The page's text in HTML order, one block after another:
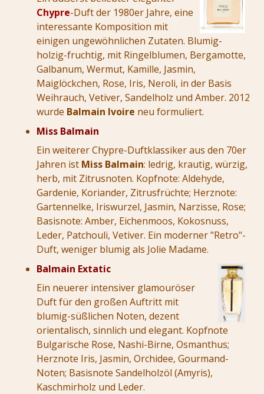
Chypre-Duft der 1980er Jahre, eine
interessante Komposition mit
einigen ungewöhnlichen Zutaten. Blumig-
holzig-fruchtig, mit Ringelblumen, Bergamotte,
Galbanum, Wermut, Kamille, Jasmin,
Maiglöckchen, Rose, Iris, Neroli, in der Basis
Weihrauch, Vetiver, Sandelholz und Amber. 2012
wurde Balmain Ivoire neu formuliert.
Miss Balmain
Ein weiterer Chypre-Duftklassiker aus den 70er
Jahren ist Miss Balmain: ledrig, krautig, würzig,
herb, mit Zitrusnoten. Kopfnote: Aldehyde,
Gardenie, Koriander, Zitrusfrüchte; Herznote:
Gartennelke, Iriswurzel, Jasmin, Narzisse, Rose;
Basisnote: Amber, Eichenmoos, Kokosnuss,
Leder, Patchouli, Vetiver. Ein moderner "Retro"-
Duft, weniger blumig als Jolie Madame.
Balmain Extatic
Ein neuerer intensiver glamouröser
Duft für den großen Auftritt mit
blumig-süßlichen Noten, dezent
orientalisch, sinnlich und elegant. Kopfnote
Bulgarische Rose, Nashi-Birne, Osmanthus;
Herznote Iris, Jasmin, Orchidee, Gourmand-
Noten; Basisnote Sandelholzöl (Amyris),
Kaschmirholz und Leder.